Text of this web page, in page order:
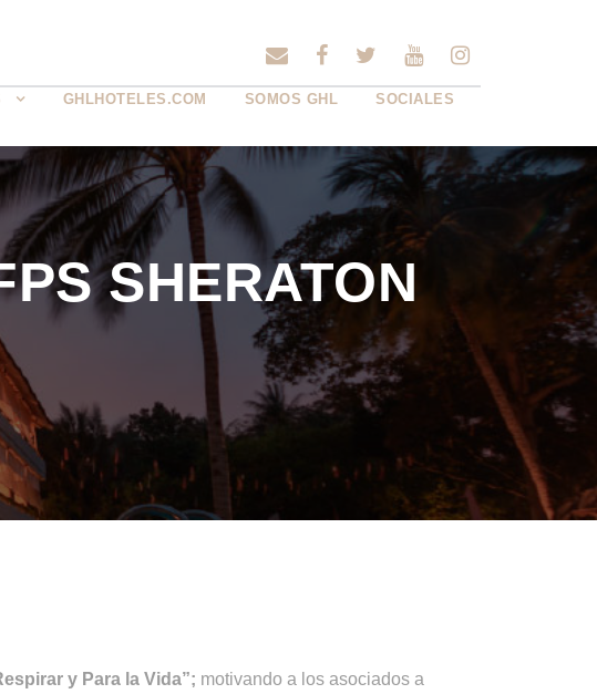
GHLHOTELES.COM SOMOS GHL SOCIALES
SHERATON
y Para la Vida”; motivando a los asociados a